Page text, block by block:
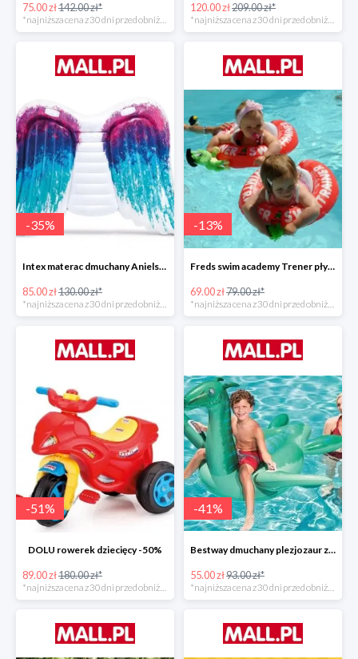
75.00 zł142.00 zł*
*najniższa cena z 30 dni przed obniżką
120.00 zł209.00 zł*
*najniższa cena z 30 dni przed obniżką
-35%
Intex materac dmuchany Anielskie skrzydła -34%
85.00 zł130.00 zł*
-13%
Freds swim academy Trener pływania
69.00 zł79.00 zł*
-51%
DOLU rowerek dziecięcy -50%
89.00 zł180.00 zł*
*najniższa cena z 30 dni przed obniżką
-41%
Bestway dmuchany plezjozaur z uchwytami -40%
55.00 zł93.00 zł*
*najniższa cena z 30 dni przed obniżką